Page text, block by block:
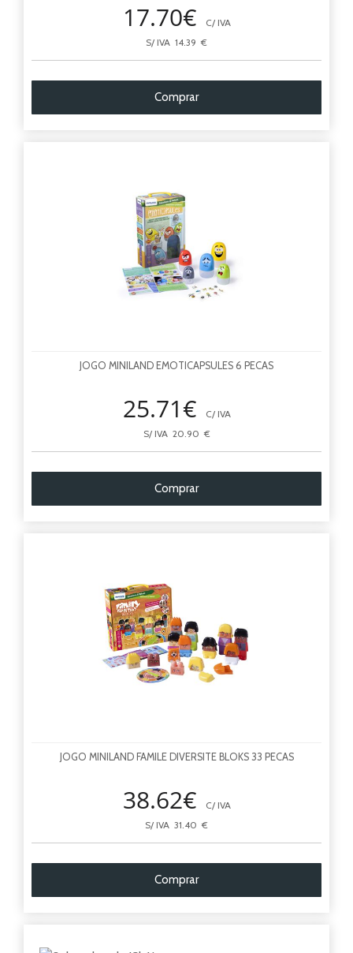
17.70€
C/ IVA
S/ IVA 14.39 €
Comprar
JOGO MINILAND EMOTICAPSULES 6 PECAS
25.71€
C/ IVA
S/ IVA 20.90 €
Comprar
JOGO MINILAND FAMILE DIVERSITE BLOKS 33 PECAS
38.62€
C/ IVA
S/ IVA 31.40 €
Comprar